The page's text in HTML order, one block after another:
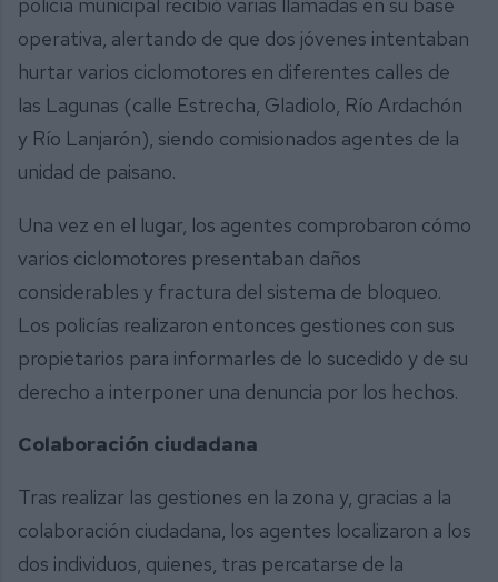
policía municipal recibió varias llamadas en su base
operativa, alertando de que dos jóvenes intentaban
hurtar varios ciclomotores en diferentes calles de
las Lagunas (calle Estrecha, Gladiolo, Río Ardachón
y Río Lanjarón), siendo comisionados agentes de la
unidad de paisano.
Una vez en el lugar, los agentes comprobaron cómo
varios ciclomotores presentaban daños
considerables y fractura del sistema de bloqueo.
Los policías realizaron entonces gestiones con sus
propietarios para informarles de lo sucedido y de su
derecho a interponer una denuncia por los hechos.
Colaboración ciudadana
Tras realizar las gestiones en la zona y, gracias a la
colaboración ciudadana, los agentes localizaron a los
dos individuos, quienes, tras percatarse de la